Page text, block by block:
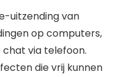
uitzending van
op computers,
via telefoon.
die vrij kunnen